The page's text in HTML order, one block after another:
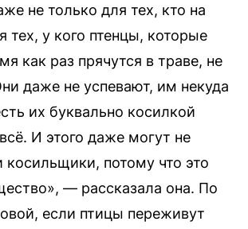
не только для тех, кто на
тех, у кого птенцы, которые
как раз прячутся в траве, не
даже не успевают, им некуда
их буквально косилкой
И этого даже могут не
косильщики, потому что это
— рассказала она. По
если птицы переживут